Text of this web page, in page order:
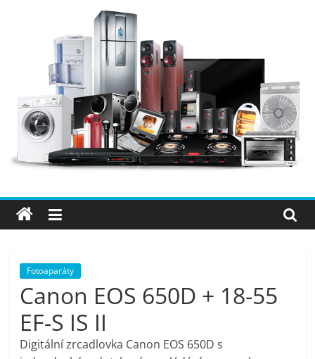
Elektro
OK
–
nejlepší
elektronika
porovnání,
pračky,
Fotoaparáty
Canon EOS 650D + 18-55
EF-S IS II
Digitální zrcadlovka Canon EOS 650D s